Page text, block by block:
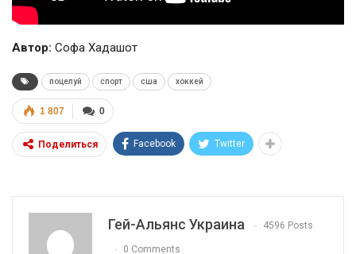
Автор: Софа Хадашот
поцелуй спорт сша хоккей
0
1 807
Поделиться Facebook Twitter
Гей-Альянс Украина 4596 Posts
0 Comments